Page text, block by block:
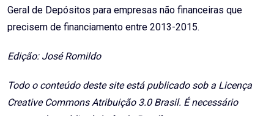
Geral de Depósitos para empresas não financeiras que
precisem de financiamento entre 2013-2015.
Edição: José Romildo
Todo o conteúdo deste site está publicado sob a Licença
Creative Commons Atribuição 3.0 Brasil. É necessário